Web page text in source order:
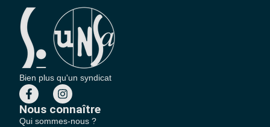
Bien plus qu'un syndicat
Nous connaître
Qui sommes-nous ?